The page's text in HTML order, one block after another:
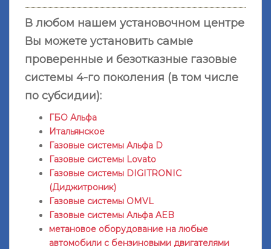
В любом нашем установочном центре
Вы можете установить самые
проверенные и безотказные газовые
системы 4-го поколения (в том числе
по субсидии):
ГБО Альфа
Итальянское
Газовые системы Альфа D
Газовые системы Lovato
Газовые системы DIGITRONIC
(Диджитроник)
Газовые системы OMVL
Газовые системы Альфа AEB
метановое оборудование на любые
автомобили с бензиновыми двигателями